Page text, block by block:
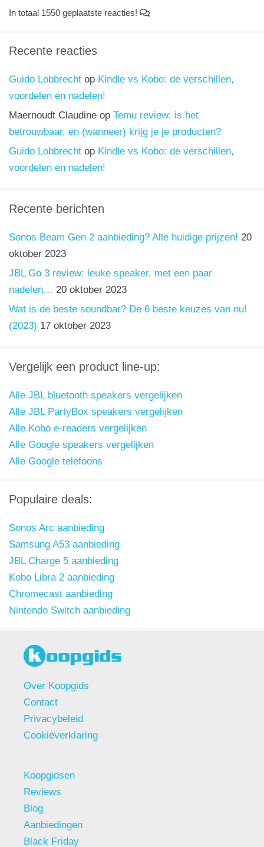
In totaal 1550 geplaatste reacties!
Recente reacties
Guido Lobbrecht op Kindle vs Kobo: de verschillen,
voordelen en nadelen!
Maernoudt Claudine op Temu review: is het
betrouwbaar, en (wanneer) krijg je je producten?
Guido Lobbrecht op Kindle vs Kobo: de verschillen,
voordelen en nadelen!
Recente berichten
Sonos Beam Gen 2 aanbieding? Alle huidige prijzen! 20
oktober 2023
JBL Go 3 review: leuke speaker, met een paar
nadelen… 20 oktober 2023
Wat is de beste soundbar? De 6 beste keuzes van nu!
(2023) 17 oktober 2023
Vergelijk een product line-up:
Alle JBL bluetooth speakers vergelijken
Alle JBL PartyBox speakers vergelijken
Alle Kobo e-readers vergelijken
Alle Google speakers vergelijken
Alle Google telefoons
Populaire deals:
Sonos Arc aanbieding
Samsung A53 aanbieding
JBL Charge 5 aanbieding
Kobo Libra 2 aanbieding
Chromecast aanbieding
Nintendo Switch aanbieding
Over Koopgids
Contact
Privacybeleid
Cookieverklaring
Koopgidsen
Reviews
Blog
Aanbiedingen
Black Friday